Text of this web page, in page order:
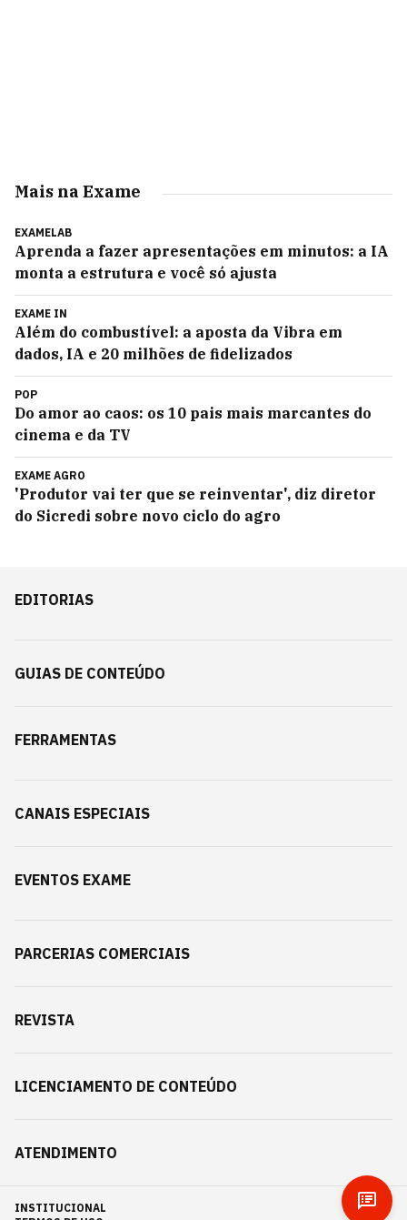
Mais na Exame
EXAMELAB
Aprenda a fazer apresentações em minutos: a IA
monta a estrutura e você só ajusta
EXAME IN
Além do combustível: a aposta da Vibra em
dados, IA e 20 milhões de fidelizados
POP
Do amor ao caos: os 10 pais mais marcantes do
cinema e da TV
EXAME AGRO
'Produtor vai ter que se reinventar', diz diretor
do Sicredi sobre novo ciclo do agro
EDITORIAS
GUIAS DE CONTEÚDO
FERRAMENTAS
CANAIS ESPECIAIS
EVENTOS EXAME
PARCERIAS COMERCIAIS
REVISTA
LICENCIAMENTO DE CONTEÚDO
ATENDIMENTO
INSTITUCIONAL